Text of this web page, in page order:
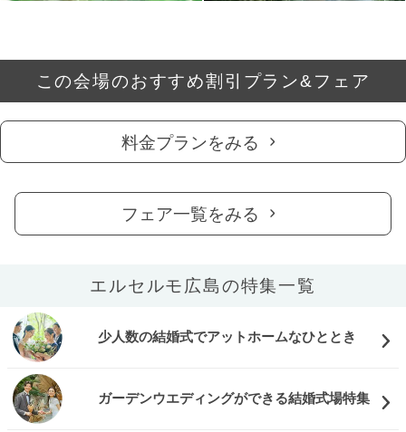
この会場のおすすめ割引プラン&フェア
料金プランをみる
フェア一覧をみる
エルセルモ広島の特集一覧
少人数の結婚式でアットホームなひととき
ガーデンウエディングができる結婚式場特集